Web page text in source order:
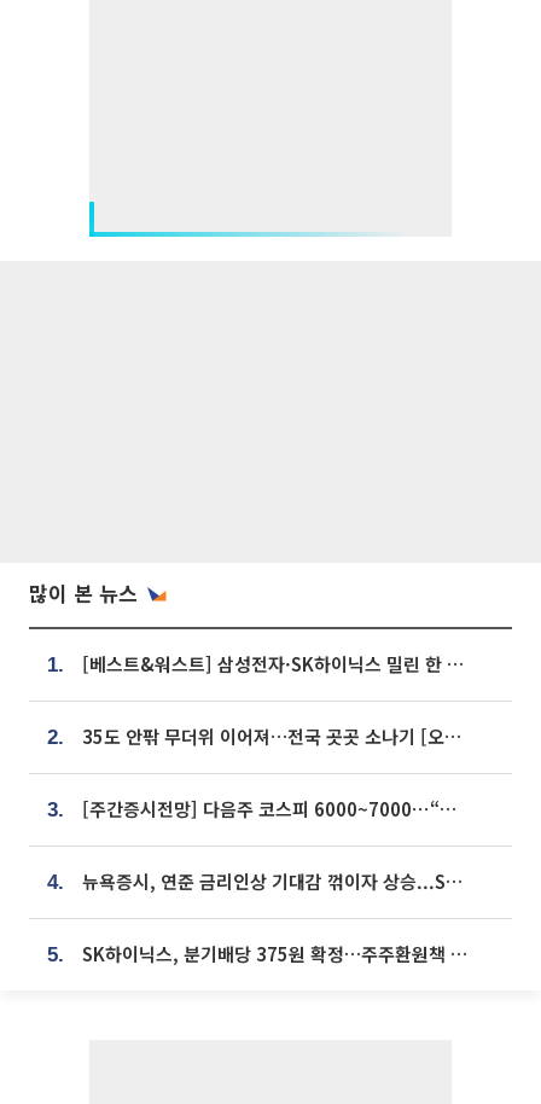
많이 본 뉴스
1. [베스트&워스트] 삼성전자·SK하이닉스 밀린 한 주…상상인증권은 85% 급등
2. 35도 안팎 무더위 이어져…전국 곳곳 소나기 [오늘 날씨]
3. [주간증시전망] 다음주 코스피 6000~7000⋯“外人 수급은 정책이 변수”
4. 뉴욕증시, 연준 금리인상 기대감 꺾이자 상승...S&P500 사상 최고치 [종합]
5. SK하이닉스, 분기배당 375원 확정…주주환원책 9월로 앞당겨 발표